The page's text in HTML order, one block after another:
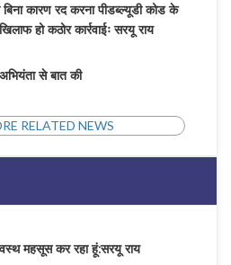
कारण रद करना पीडब्ल्यूडी कोड के
हो कठोर कार्रवाईः सरयू राय
से बात की
RELATED NEWS
महसूस कर रहा हूं:सरयू राय